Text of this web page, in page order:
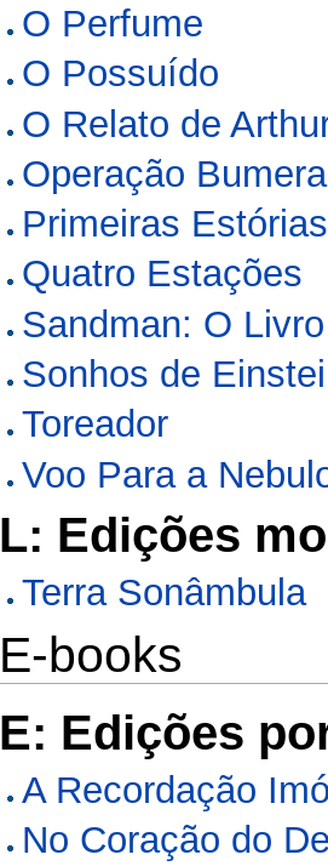
O Perfume
O Possuído
O Relato de
Operação
Primeiras Estórias
Quatro Estações
Sandman: O
Sonhos de
Toreador
Voo Para a
L: Edições
Terra Sonâmbula
E-books
E: Edições
A Recordação
No Coração do